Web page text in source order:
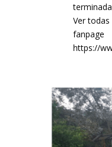
Ver
fanpage
https://